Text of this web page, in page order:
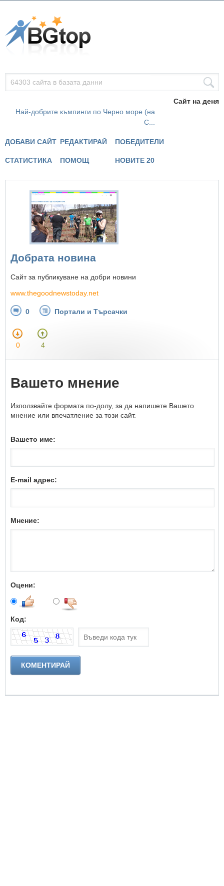
Сайт на деня
Най-добрите къмпинги по Черно море (на
С...
ДОБАВИ САЙТ РЕДАКТИРАЙ ПОБЕДИТЕЛИ
СТАТИСТИКА ПОМОЩ НОВИТЕ 20
Добрата новина
Сайт за публикуване на добри новини
www.thegoodnewstoday.net
0 Портали и Търсачки
0 4
Вашето мнение
Използвайте формата по-долу, за да напишете Вашето
мнение или впечатление за този сайт.
Вашето име:
E-mail адрес:
Мнение:
Оцени:
Код: